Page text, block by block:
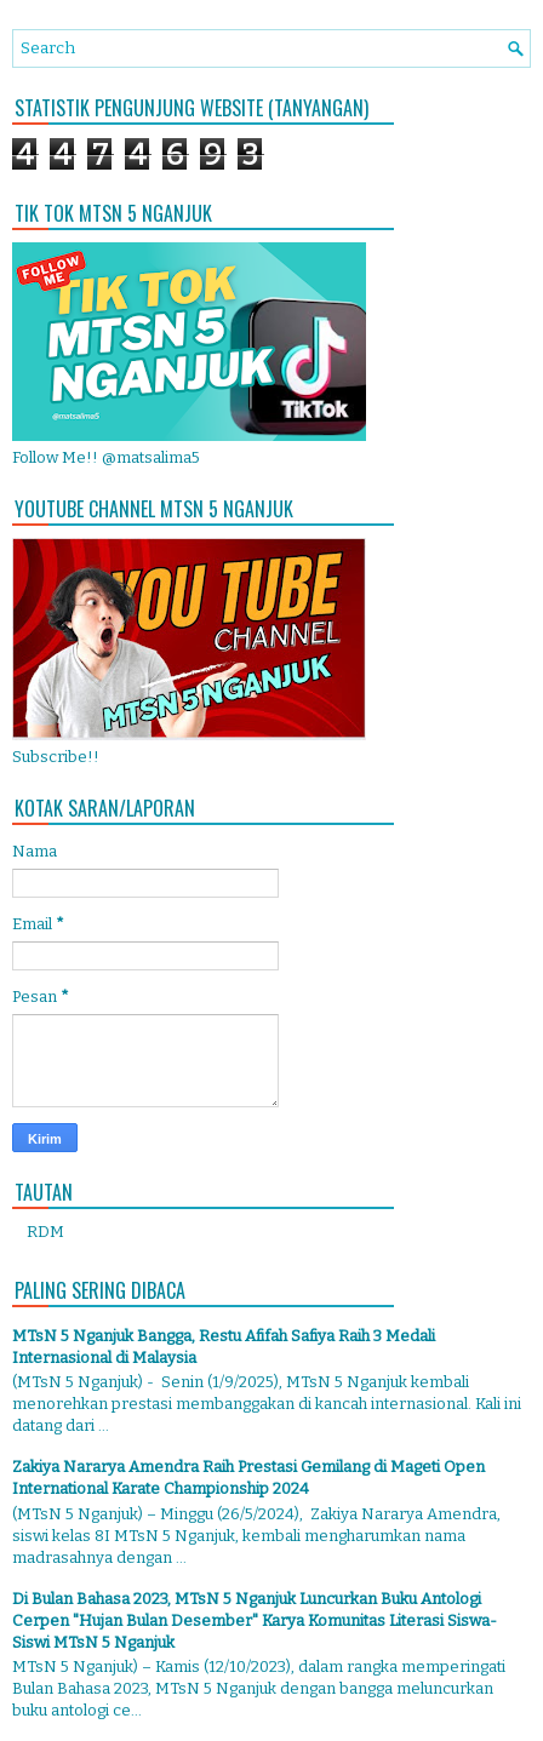
STATISTIK PENGUNJUNG WEBSITE (TANYANGAN)
4 4 7 4 6 9 3
TIK TOK MTSN 5 NGANJUK
Follow Me!! @matsalima5
YOUTUBE CHANNEL MTSN 5 NGANJUK
Subscribe!!
KOTAK SARAN/LAPORAN
Nama
Email *
Pesan *
TAUTAN
RDM
PALING SERING DIBACA
MTsN 5 Nganjuk Bangga, Restu Afifah Safiya Raih 3 Medali
Internasional di Malaysia
(MTsN 5 Nganjuk) - Senin (1/9/2025), MTsN 5 Nganjuk kembali
menorehkan prestasi membanggakan di kancah internasional. Kali ini
datang dari ...
Zakiya Nararya Amendra Raih Prestasi Gemilang di Mageti Open
International Karate Championship 2024
(MTsN 5 Nganjuk) – Minggu (26/5/2024), Zakiya Nararya Amendra,
siswi kelas 8I MTsN 5 Nganjuk, kembali mengharumkan nama
madrasahnya dengan ...
Di Bulan Bahasa 2023, MTsN 5 Nganjuk Luncurkan Buku Antologi
Cerpen "Hujan Bulan Desember" Karya Komunitas Literasi Siswa-
Siswi MTsN 5 Nganjuk
MTsN 5 Nganjuk) – Kamis (12/10/2023), dalam rangka memperingati
Bulan Bahasa 2023, MTsN 5 Nganjuk dengan bangga meluncurkan
buku antologi ce...